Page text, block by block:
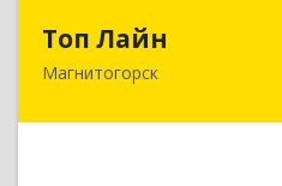
Топ Лайн
Магнитогорск
454000,